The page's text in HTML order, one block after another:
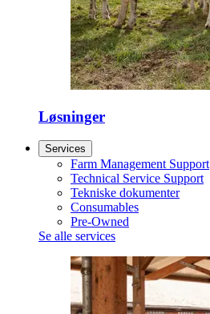
Løsninger
Services
Farm Management Support
Technical Service Support
Tekniske dokumenter
Consumables
Pre-Owned
Se alle services